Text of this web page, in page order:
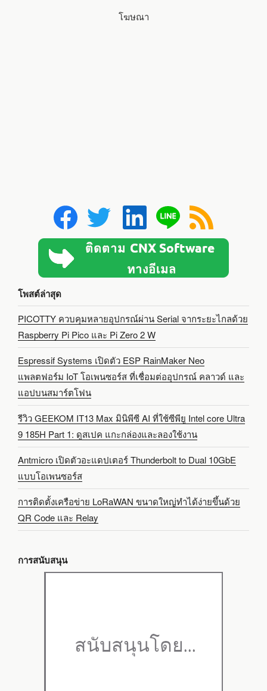
โฆษณา
โพสต์ล่าสุด
PICOTTY ควบคุมหลายอุปกรณ์ผ่าน Serial จากระยะไกลด้วย
Raspberry Pi Pico และ Pi Zero 2 W
Espressif Systems เปิดตัว ESP RainMaker Neo
แพลตฟอร์ม IoT โอเพนซอร์ส ที่เชื่อมต่ออุปกรณ์ คลาวด์ และ
แอปบนสมาร์ตโฟน
รีวิว GEEKOM IT13 Max มินิพีซี AI ที่ใช้ซีพียู Intel core Ultra
9 185H Part 1: ดูสเปค แกะกล่องและลองใช้งาน
Antmicro เปิดตัวอะแดปเตอร์ Thunderbolt to Dual 10GbE
แบบโอเพนซอร์ส
การติดตั้งเครือข่าย LoRaWAN ขนาดใหญ่ทำได้ง่ายขึ้นด้วย
QR Code และ Relay
การสนับสนุน